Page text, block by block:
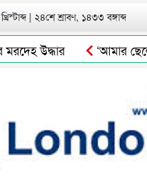
| ২৪শে শ্রাবণ, ১৪৩৩ বঙ্গাব্দ
উদ্ধার ‘আমার ছেলে
ইউরোপজুড়ে সিলেটি